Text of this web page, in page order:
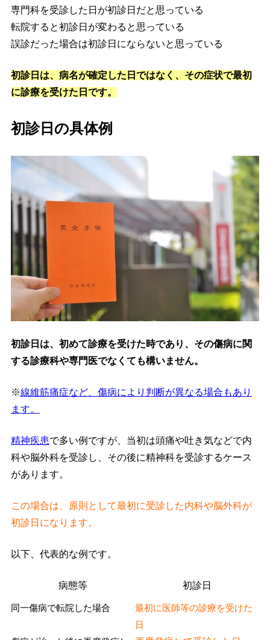
専門科を受診した日が初診日だと思っている
転院すると初診日が変わると思っている
誤診だった場合は初診日にならないと思っている
初診日は、病名が確定した日ではなく、その症状で最初
に診療を受けた日です。
初診日の具体例
初診日は、初めて診療を受けた時であり、その傷病に関
する診療科や専門医でなくても構いません。
※線維筋痛症など、傷病により判断が異なる場合もあり
ます。
精神疾患で多い例ですが、当初は頭痛や吐き気などで内
科や脳外科を受診し、その後に精神科を受診するケース
があります。
この場合は、原則として最初に受診した内科や脳外科が
初診日になります。
以下、代表的な例です。
病態等 初診日
同一傷病で転院した場合
最初に医師等の診療を受けた
日